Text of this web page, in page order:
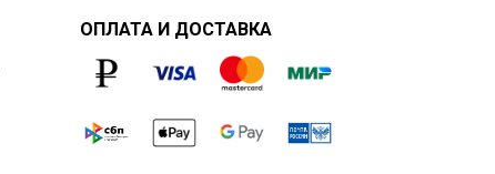
ОПЛАТА И ДОСТАВКА